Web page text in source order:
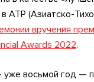
АТР (Азиатско-
вручения
Awards 2022.
восьмой год —